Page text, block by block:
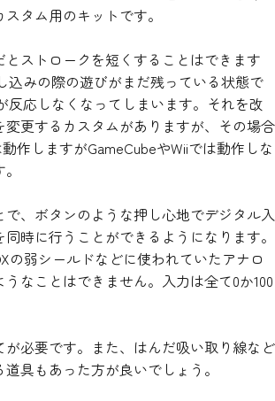
タム用のキットです。
ストロークを短くすることはできます
込みの際の遊びがまだ残っている状態で
反応しなくなってしまいます。それを改
更するカスタムがありますが、その場合
作しますがGameCubeやWiiでは動作しな
で、ボタンのような押し心地でデジタル入
時に行うことができるようになります。
の弱シールドなどに使われていたアナロ
なことはできません。入力は全て0か100
が必要です。また、はんだ吸い取り線など
具もあった方が良いでしょう。